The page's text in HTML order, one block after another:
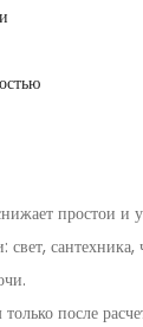
простои и
сантехника,
после